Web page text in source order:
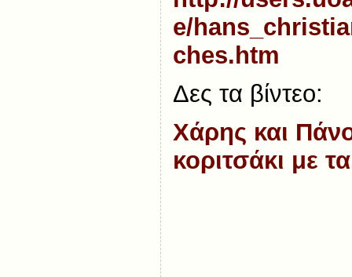
e/
ches.htm
Δες τα βίντεο:
Χάρης και
κοριτσάκι με